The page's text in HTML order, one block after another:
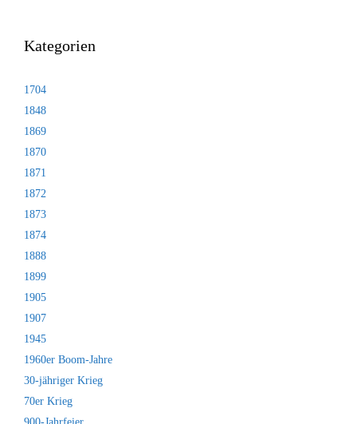
Kategorien
1704
1848
1869
1870
1871
1872
1873
1874
1888
1899
1905
1907
1945
1960er Boom-Jahre
30-jähriger Krieg
70er Krieg